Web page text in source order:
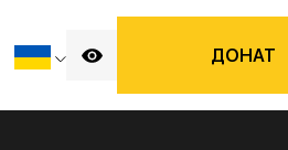
ДОНАТ